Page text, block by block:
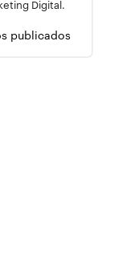
Digital.
publicados